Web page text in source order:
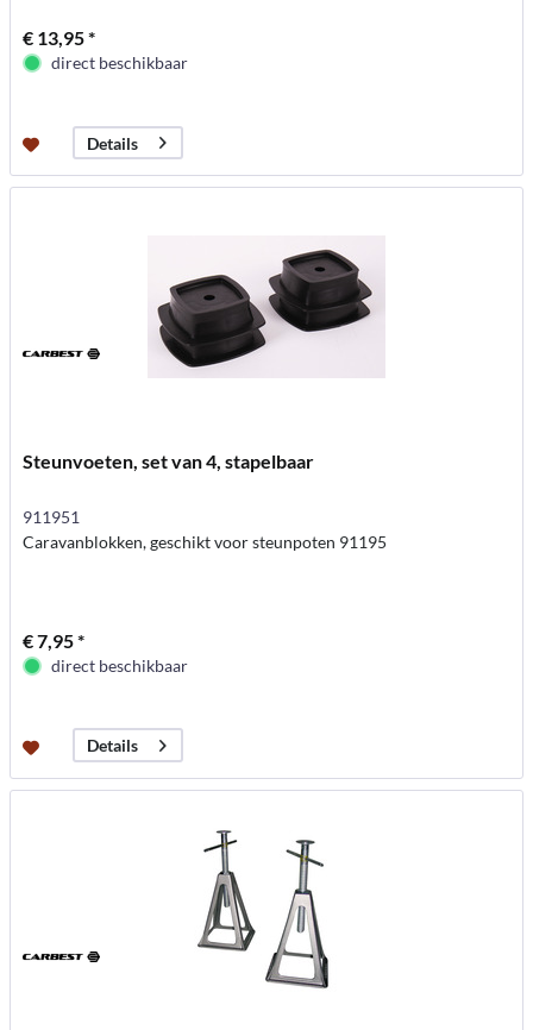
€ 13,95 *
direct beschikbaar
Details
Steunvoeten, set van 4, stapelbaar
911951
Caravanblokken, geschikt voor steunpoten 91195
€ 7,95 *
direct beschikbaar
Details